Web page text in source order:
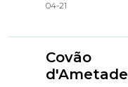
04-21
Covão
d'Ametade